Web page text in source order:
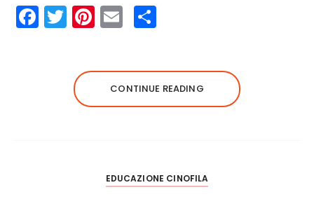
F
a
T
w
te
r
Pi
n
re
st
E
m
l re
CONTINUE READING
EDUCAZIONE CINOFILA